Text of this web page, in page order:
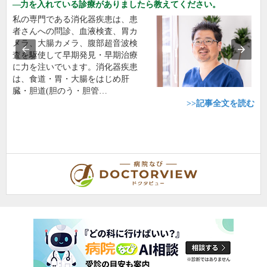
力を入れている診療がありましたら教えてください。
私の専門である消化器疾患は、患
者さんへの問診、血液検査、胃カ
メラ、大腸カメラ、腹部超音波検
査を駆使して早期発見・早期治療
に力を注いでいます。消化器疾患
は、食道・胃・大腸をはじめ肝
臓・胆道(胆のう・胆管…
>>記事全文を読む